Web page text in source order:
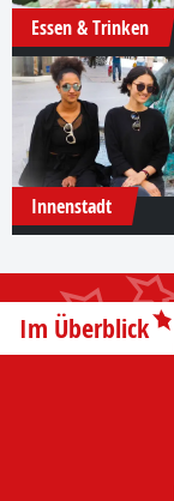
Essen & Trinken
Innenstadt
Im Überblick